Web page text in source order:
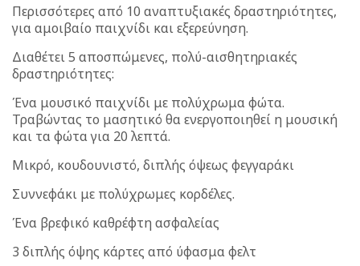
Περισσότερες από 10 αναπτυξιακές δραστηριότητες,
για αμοιβαίο παιχνίδι και εξερεύνηση.
Διαθέτει 5 αποσπώμενες, πολύ-αισθητηριακές
δραστηριότητες:
Ένα μουσικό παιχνίδι με πολύχρωμα φώτα.
Τραβώντας το μασητικό θα ενεργοποιηθεί η μουσική
και τα φώτα για 20 λεπτά.
Μικρό, κουδουνιστό, διπλής όψεως φεγγαράκι
Συννεφάκι με πολύχρωμες κορδέλες.
Ένα βρεφικό καθρέφτη ασφαλείας
3 διπλής όψης κάρτες από ύφασμα φελτ